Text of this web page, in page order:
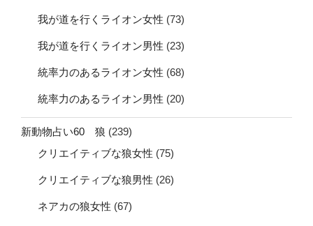
我が道を行くライオン女性 (73)
我が道を行くライオン男性 (23)
統率力のあるライオン女性 (68)
統率力のあるライオン男性 (20)
新動物占い60 狼 (239)
クリエイティブな狼女性 (75)
クリエイティブな狼男性 (26)
ネアカの狼女性 (67)